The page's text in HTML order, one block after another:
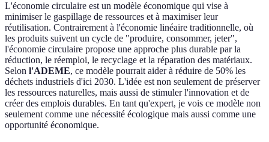
L'économie circulaire est un modèle économique qui vise à
minimiser le gaspillage de ressources et à maximiser leur
réutilisation. Contrairement à l'économie linéaire traditionnelle, où
les produits suivent un cycle de "produire, consommer, jeter",
l'économie circulaire propose une approche plus durable par la
réduction, le réemploi, le recyclage et la réparation des matériaux.
Selon l'ADEME, ce modèle pourrait aider à réduire de 50% les
déchets industriels d'ici 2030. L'idée est non seulement de préserver
les ressources naturelles, mais aussi de stimuler l'innovation et de
créer des emplois durables. En tant qu'expert, je vois ce modèle non
seulement comme une nécessité écologique mais aussi comme une
opportunité économique.